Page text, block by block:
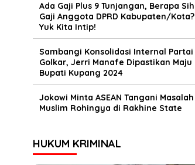
Ada Gaji Plus 9 Tunjangan, Berapa Sih
Gaji Anggota DPRD Kabupaten/Kota?
Yuk Kita Intip!
Sambangi Konsolidasi Internal Partai
Golkar, Jerri Manafe Dipastikan Maju
Bupati Kupang 2024
Jokowi Minta ASEAN Tangani Masalah
Muslim Rohingya di Rakhine State
HUKUM KRIMINAL